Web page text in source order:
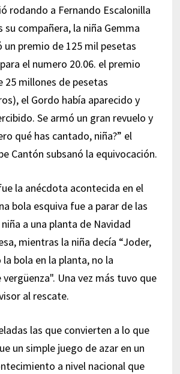
rodando a Fernando Escalonilla
su compañera, la niña Gemma
un premio de 125 mil pesetas
el numero 20.06. el premio
25 millones de pesetas
el Gordo había aparecido y
Se armó un gran revuelo y
qué has cantado, niña?” el
Cantón subsanó la equivocación.
la anécdota acontecida en el
bola esquiva fue a parar de las
a una planta de Navidad
mientras la niña decía “Joder,
bola en la planta, no la
Una vez más tuvo que
al rescate.
las que convierten a lo que
un simple juego de azar en un
a nivel nacional que